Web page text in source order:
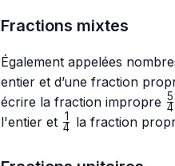
Fractions mixtes
Également appelées
entier et d’une fraction
écrire la fraction impropre 4
5
l'entier et \frac{1}
4
1 la fraction